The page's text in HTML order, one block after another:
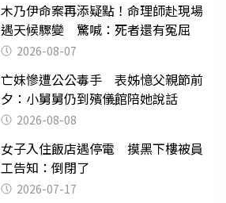
木乃伊命案再添疑點！命理師赴現場
遇天候驟變 驚喊：死者還有冤屈
2026-08-07
亡妹慘遭公公毒手 表姊憶父親節前
夕：小舅舅仍到殯儀館陪她說話
2026-08-08
女子入住飯店遇停電 摸黑下樓被員
工告知：倒閉了
2026-07-17